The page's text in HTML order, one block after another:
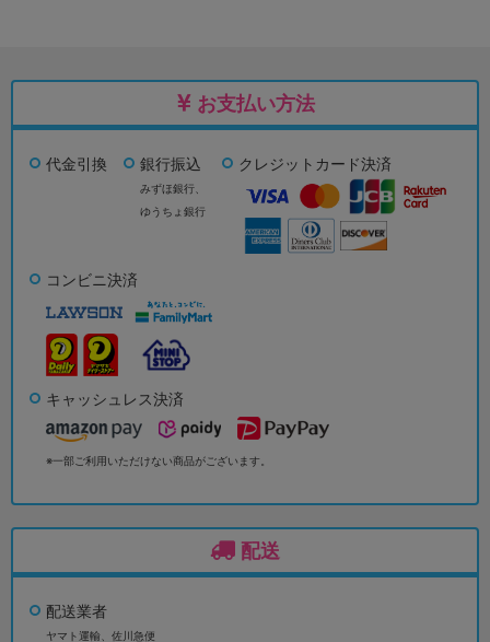
お支払い方法
代金引換 銀行振込
みずほ銀行、
ゆうちょ銀行
クレジットカード決済
コンビニ決済
キャッシュレス決済
※一部ご利用いただけない商品がございます。
配送
配送業者
ヤマト運輸、佐川急便